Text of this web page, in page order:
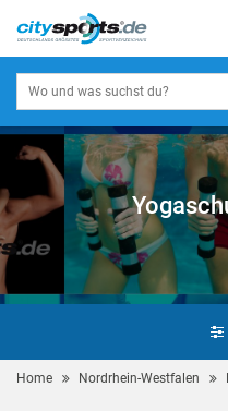
Home Nordrhein-Westfalen